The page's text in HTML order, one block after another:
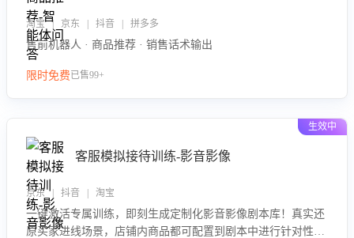
淘宝 | 京东 | 抖音 | 拼多多
售前机器人 · 商品推荐 · 销售话术输出
限时免费已售99+
生效中
客服模拟接待训练-影音影像
京东 | 抖音 | 淘宝
一键激活专属训练，即刻生成定制化影音影像剧本库！真实还
原买家进线场景，店铺内商品都可配置到剧本中进行针对性训